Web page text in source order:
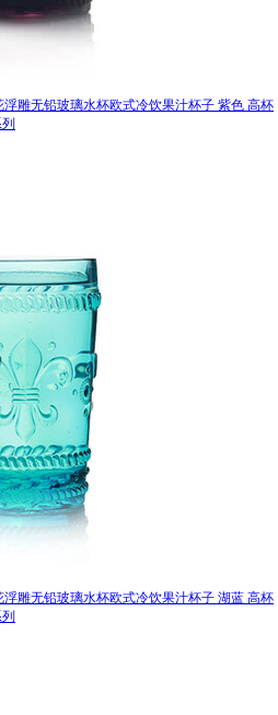
雕无铅玻璃水杯欧式冷饮果汁杯子 紫色 高杯
雕无铅玻璃水杯欧式冷饮果汁杯子 湖蓝 高杯